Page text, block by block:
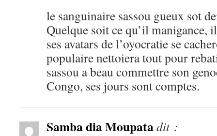
le sanguinaire sassou gueux sot
Quelque soit ce qu’il manigance,
ses avatars de l’oyocratie se
populaire nettoiera tout pour
sassou a beau commettre son
Congo, ses jours sont comptes.
Samba dia Moupatadit :